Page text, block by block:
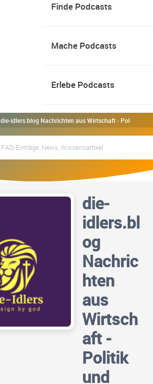
Finde Podcasts
Mache Podcasts
Erlebe Podcasts
die-idlers.blog Nachrichten aus Wirtschaft - Politik und
die-
idlers.bl
og
Nachric
hten
aus
Wirtsch
aft -
Politik
und